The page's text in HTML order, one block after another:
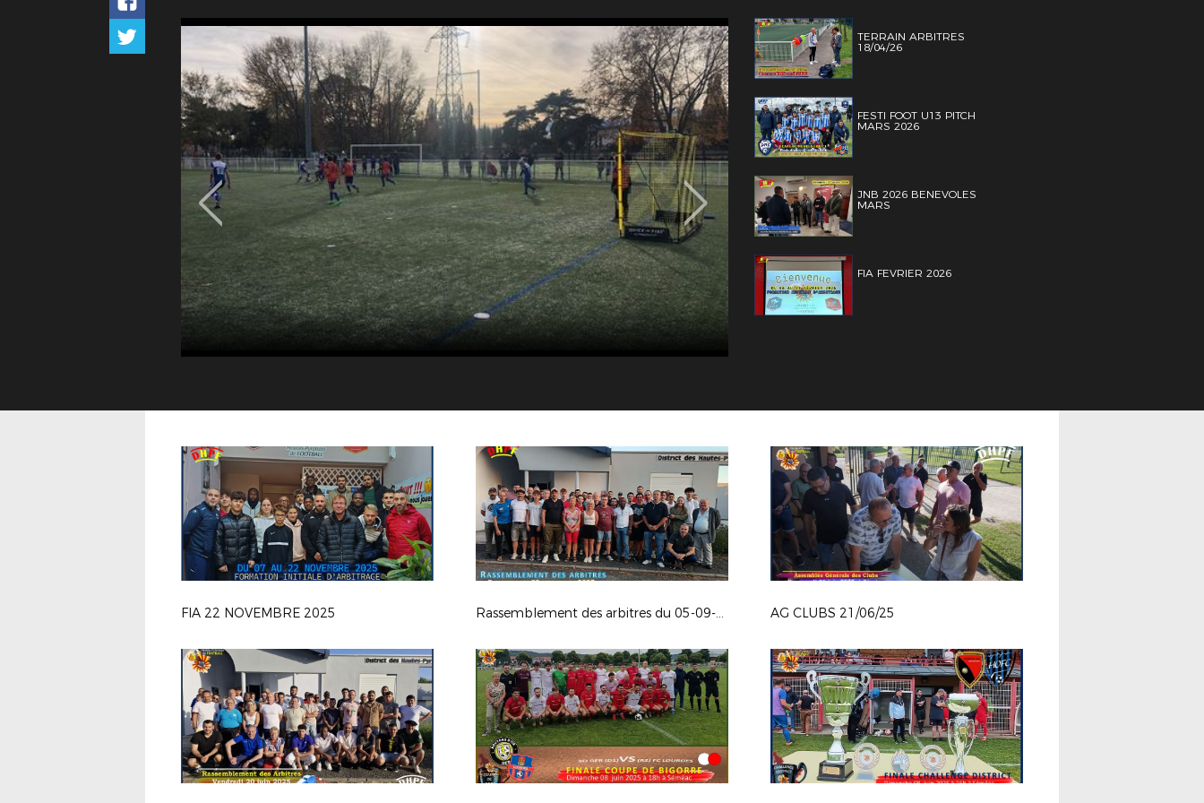
TERRAIN ARBITRES
18/04/26
FESTI FOOT U13 PITCH
MARS 2026
JNB 2026 BENEVOLES
MARS
FIA FEVRIER 2026
FIA 22 NOVEMBRE 2025 Rassemblement des arbitres du 05-09-25 AG CLUBS 21/06/25